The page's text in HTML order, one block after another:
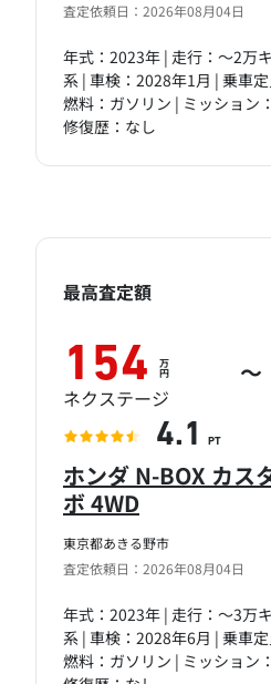
査定依頼日：2026年08月04日
年式：2023年 | 走行：～2万
系 | 車検：2028年1月 | 乗車
燃料：ガソリン | ミッション
修復歴：なし
東京都あきる野市
査定依頼日：2026年08月04日
ホンダ N-BOX カス
ボ 4WD
年式：2023年 | 走行：～3万
系 | 車検：2028年6月 | 乗車
燃料：ガソリン | ミッション
最高査定額
154 万
円 ～
ネクステージ
4.1 PT